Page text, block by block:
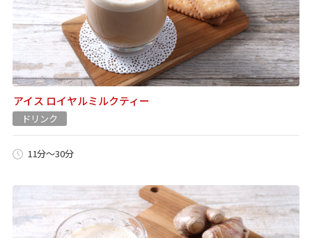
アイス ロイヤルミルクティー
ドリンク
11分～30分